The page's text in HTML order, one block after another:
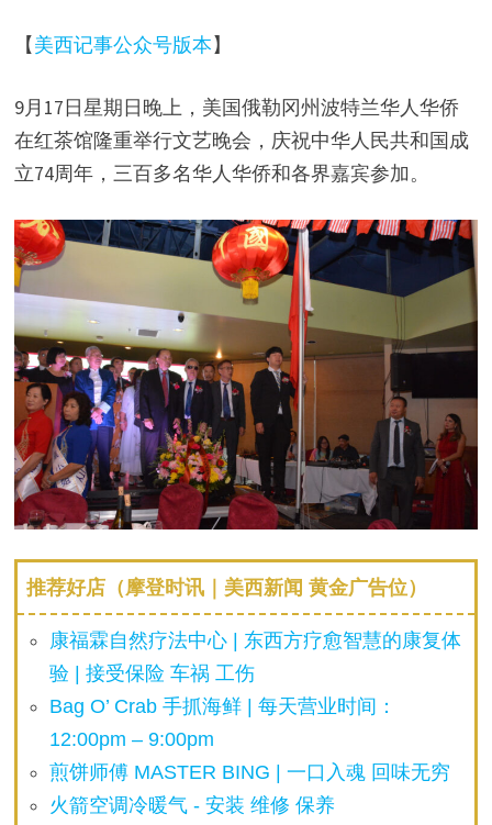
【美西记事公众号版本】
9月17日星期日晚上，美国俄勒冈州波特兰华人华侨
在红茶馆隆重举行文艺晚会，庆祝中华人民共和国成
立74周年，三百多名华人华侨和各界嘉宾参加。
推荐好店（摩登时讯｜美西新闻 黄金广告位）
康福霖自然疗法中心 | 东西方疗愈智慧的康复体
验 | 接受保险 车祸 工伤
Bag O’ Crab 手抓海鲜 | 每天营业时间：
12:00pm – 9:00pm
煎饼师傅 MASTER BING | 一口入魂 回味无穷
火箭空调冷暖气 - 安装 维修 保养